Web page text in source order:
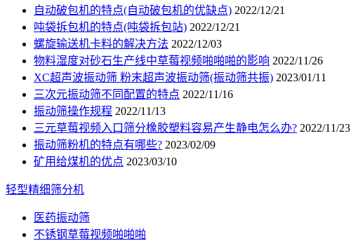
自动破包机的特点(自动破包机的优缺点) 2022/12/21
吨袋拆包机的特点(吨袋拆包站) 2022/12/21
螺旋输送机卡料的解决方法 2022/12/03
物料湿度对砂石生产线中草莓视频啪啪啪的影响 2022/11/26
XC超声波振动筛 粉末超声波振动筛(振动筛共振) 2023/01/11
三次元振动筛不同配置的特点 2022/11/16
振动筛操作规程 2022/11/13
三元草莓视频入口筛分橡胶塑料容易产生静电怎么办? 2022/11/23
振动筛粉机的特点有哪些? 2023/02/09
矿用给煤机的优点 2023/03/10
轻型精细筛分机
医药振动筛
不锈钢草莓视频啪啪啪